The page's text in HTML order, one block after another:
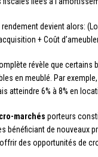
devient alors:
+ Coût
révèle que certains
en meublé. Par
atteindre 6% à 8% en
marchés porteurs
bénéficiant de nouveaux
des opportunités de